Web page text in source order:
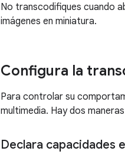
No transcodifiques cuando
imágenes en miniatura.
Configura la
Para controlar su
multimedia. Hay dos
Declara capacidades